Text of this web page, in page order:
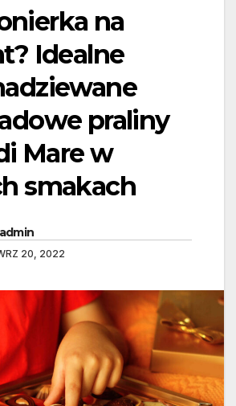
na
Idealne
praliny
Mare w
smakach
admin
20, 2022